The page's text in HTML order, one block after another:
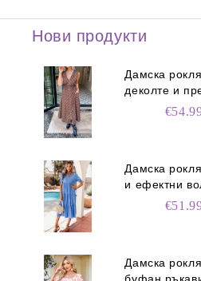
Нови продукти
Дамска
деколте и
Дамска
и ефектни
Дамска
буфан